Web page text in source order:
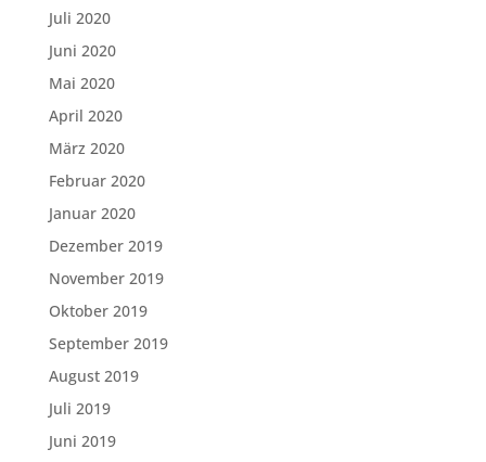
Juli 2020
Juni 2020
Mai 2020
April 2020
März 2020
Februar 2020
Januar 2020
Dezember 2019
November 2019
Oktober 2019
September 2019
August 2019
Juli 2019
Juni 2019